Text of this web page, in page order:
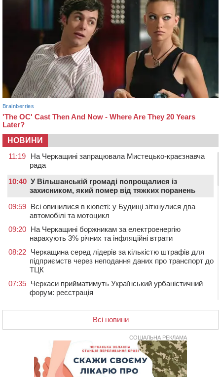
НОВИНИ
11:19
На Черкащині запрацювала Мистецько-краєзнавча
рада
10:40 У Вільшанській громаді попрощалися із
захисником, який помер від тяжких поранень
09:59 Всі опинилися в кюветі: у Будищі зіткнулися два
автомобілі та мотоцикл
09:20 На Черкащині боржникам за електроенергію
нарахують 3% річних та інфляційні втрати
08:22 Черкащина серед лідерів за кількістю штрафів для
підприємств через неподання даних про транспорт до
ТЦК
07:35 Черкаси прийматимуть Український урбаністичний
форум: реєстрація
На Чорнобаївщині конфіскували землю на користь
держави, але оренду не припинили: прокуратура
У Черкасах триває завершальний етап прийому заяв
на літній відпочинок дітей пільгових категорій
«Будеш пожежним!»: рятувальник з Умані про
Всі новини
СОЦІАЛЬНА РЕКЛАМА